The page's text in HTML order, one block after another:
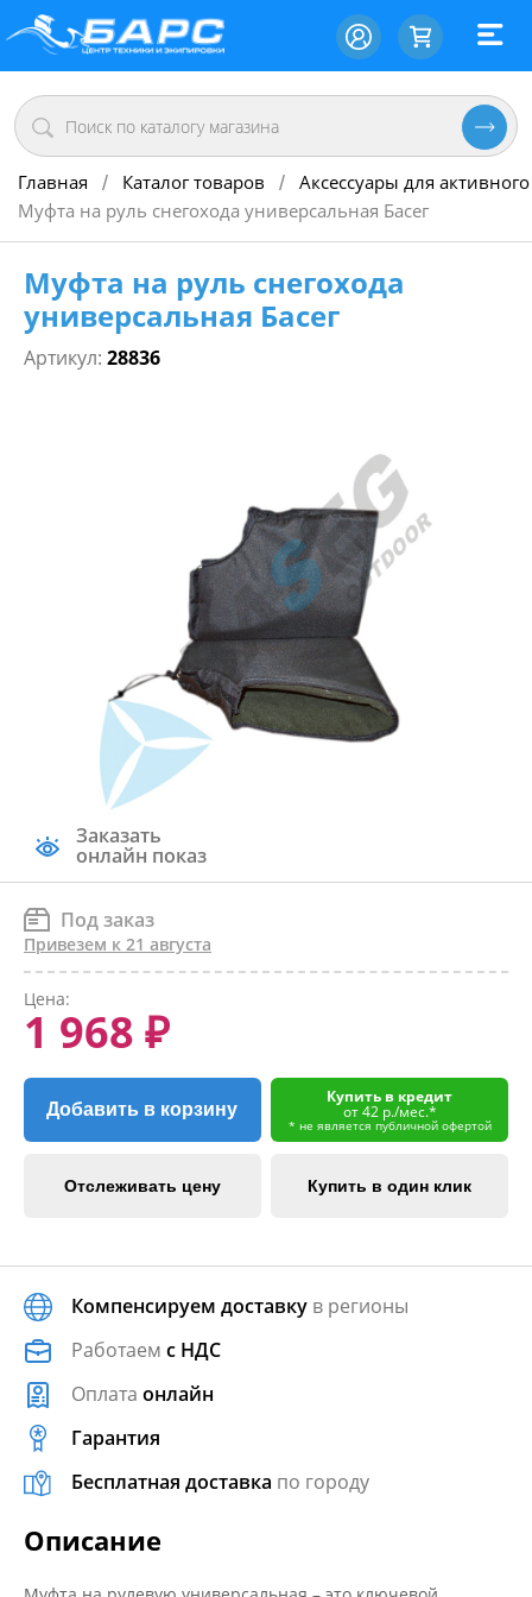
Главная / Каталог товаров / Аксессуары для
Муфта на руль снегохода универсальная Басег
Муфта на руль снегохода
универсальная Басег
Артикул: 28836
Заказать
онлайн показ
Под заказ
Привезем к 21 августа
Цена:
1 968 ₽
Добавить в корзину
Купить в кредит
от 42 р./мес.*
* не является публичной офертой
Отслеживать цену Купить в один клик
Компенсируем доставку в регионы
Работаем с НДС
Оплата онлайн
Гарантия
Бесплатная доставка по городу
Описание